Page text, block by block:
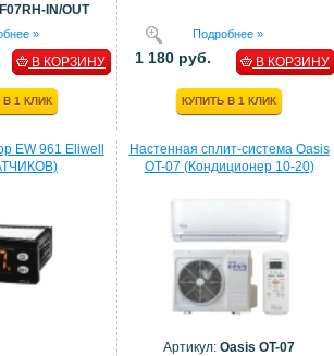
IN/OUT
»
В КОРЗИНУ
В 1 КЛИК
Подробнее »
1 180 руб. В КОРЗИНУ
КУПИТЬ В 1 КЛИК
EW 961 Eliwell
Настенная сплит-система Oasis
OT-07 (Кондиционер 10-20)
Артикул: Oasis OT-07